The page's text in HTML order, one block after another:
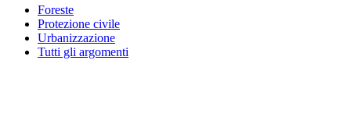
Foreste
Protezione civile
Urbanizzazione
Tutti gli argomenti